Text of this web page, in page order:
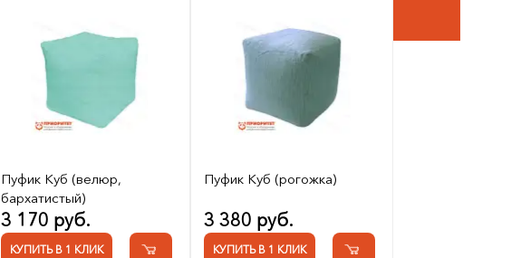
Пуфик Куб (велюр,
бархатистый)
3 170 руб.
КУПИТЬ В 1 КЛИК
Пуфик Куб (рогожка)
3 380 руб.
КУПИТЬ В 1 КЛИК